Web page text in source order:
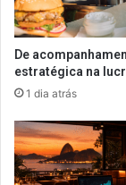
De
estratégica na
1 dia atrás